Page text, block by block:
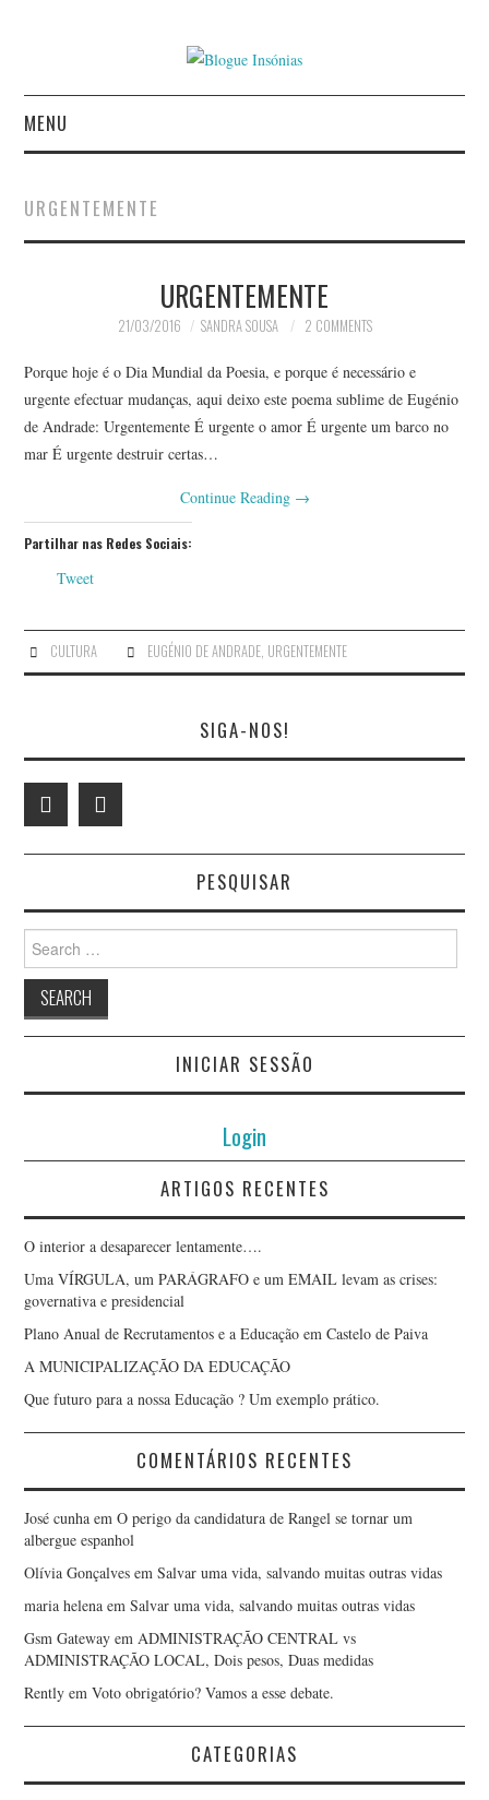
MENU
AUTORES
PRIVACIDADE
URGENTEMENTE
URGENTEMENTE
21/03/2016 SANDRA SOUSA 2 COMMENTS
Porque hoje é o Dia Mundial da Poesia, e porque é necessário e
urgente efectuar mudanças, aqui deixo este poema sublime de Eugénio
de Andrade: Urgentemente É urgente o amor É urgente um barco no
mar É urgente destruir certas…
Continue Reading →
Partilhar nas Redes Sociais:
Tweet
CULTURA EUGÉNIO DE ANDRADE, URGENTEMENTE
SIGA-NOS!
PESQUISAR
Search
for:
INICIAR SESSÃO
Login
ARTIGOS RECENTES
O interior a desaparecer lentamente….
Uma VÍRGULA, um PARÁGRAFO e um EMAIL levam as crises:
governativa e presidencial
Plano Anual de Recrutamentos e a Educação em Castelo de Paiva
A MUNICIPALIZAÇÃO DA EDUCAÇÃO
Que futuro para a nossa Educação ? Um exemplo prático.
COMENTÁRIOS RECENTES
José cunha emO perigo da candidatura de Rangel se tornar um
albergue espanhol
Olívia Gonçalves emSalvar uma vida, salvando muitas outras vidas
maria helena emSalvar uma vida, salvando muitas outras vidas
Gsm Gateway emADMINISTRAÇÃO CENTRAL vs
ADMINISTRAÇÃO LOCAL, Dois pesos, Duas medidas
Rently emVoto obrigatório? Vamos a esse debate.
CATEGORIAS